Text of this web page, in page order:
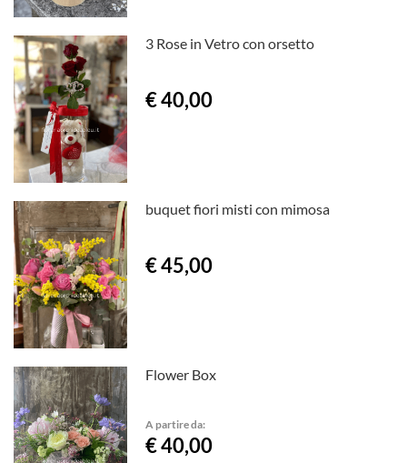
3 Rose in Vetro con orsetto
€ 40,00
buquet fiori misti con mimosa
€ 45,00
Flower Box
A partire da:
€ 40,00